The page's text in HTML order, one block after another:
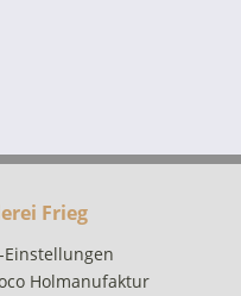
Frieg
Einstellungen
Holmanufaktur